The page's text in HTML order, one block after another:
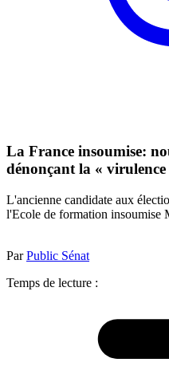
La France insoumise:
dénonçant la «
L'ancienne candidate aux
l'Ecole de formation insoumise
ParPublic Sénat
Temps de lecture :